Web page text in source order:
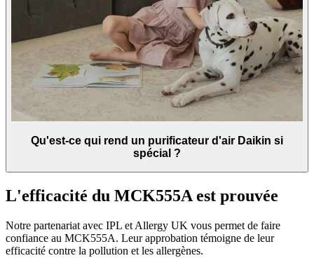
Qu'est-ce qui rend un purificateur d'air Daikin si
spécial ?
L'efficacité du MCK555A est prouvée
Notre partenariat avec IPL et Allergy UK vous permet de faire
confiance au MCK555A. Leur approbation témoigne de leur
efficacité contre la pollution et les allergènes.